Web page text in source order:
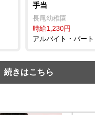
手当
長尾幼稚園
時給1,230円
アルバイト・パー
続きはこちら